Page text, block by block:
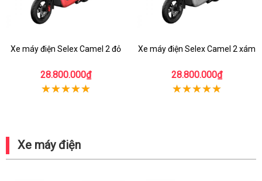
Xe máy điện Selex Camel 2 đỏ
28.800.000₫
Xe máy điện Selex Camel 2 xám
28.800.000₫
Xe máy điện